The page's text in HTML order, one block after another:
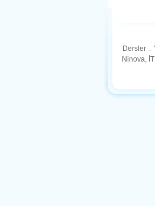
Dersler .
Ninova,